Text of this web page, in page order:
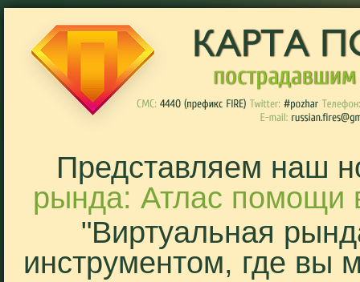
Представляем наш
рында: Атлас помощи
"Виртуальная
инструментом, где вы